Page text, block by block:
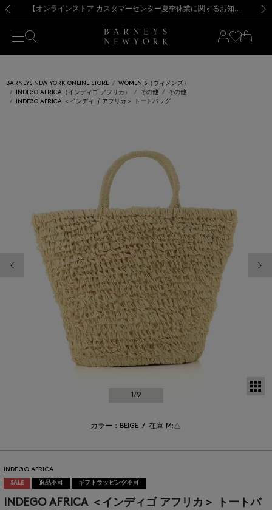
新規登録のお客様も対象！＜MY BARNEYS＞会員のお客様は11,000円（税込）以上のお買上げで常時送料無料！お買い物の際は会員登録を！
【夏季休業に伴う出荷一時停止のお知らせ】(2026.8.7) 【オンラインストア カスタマーセンター夏季休業に関するお知らせ】（2026.8.7）
【夏季休業に伴う返品・交換承り一時停止のお知らせ】（2026.8.5）
熊本県を中心とした地震の影響によるお荷物のお届けについて
【開催中】SUMMER SALEのご案内・ご注意事項 新規登録のお客様も対象！＜MY BARNEYS＞会員のお客様は11,000円（税込）以上のお買上げで常時送料無料！お買い物の際は会員登録を！
【夏季休業に伴う出荷一時停止のお知らせ】(2026.8.7)
BARNEYS NEW YORK ONLINE STORE
WOMEN'S（ウィメンズ）
INDEGO AFRICA（インディゴ アフリカ）
その他
その他
INDEGO AFRICA ＜インディゴ アフリカ＞ トートバッグ
1/9
カラー：BEIGE / 在庫 M:△
INDEGO AFRICA
SALE 返品不可 ギフトラッピング不可
INDEGO AFRICA ＜インディゴ アフリカ＞ トートバ